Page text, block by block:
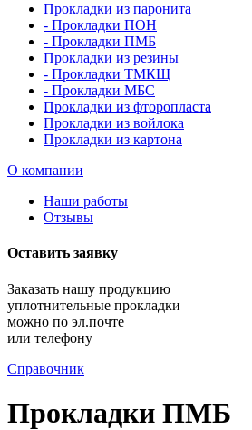
Прокладки из паронита
- Прокладки ПОН
- Прокладки ПМБ
Прокладки из резины
- Прокладки ТМКЩ
- Прокладки МБС
Прокладки из фторопласта
Прокладки из войлока
Прокладки из картона
О компании
Наши работы
Отзывы
Оставить заявку
Заказать нашу продукцию
уплотнительные прокладки
можно по эл.почте
или телефону
Справочник
Прокладки ПМБ